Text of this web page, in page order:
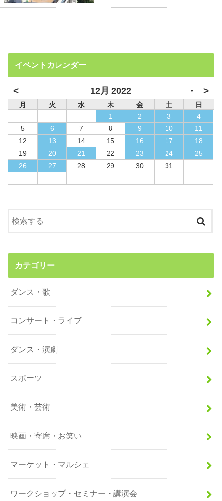
イベントカレンダー
< 12月 2022 ▼ >
月 火 水 木 金 土
日
1
2 3
4
5
6 7 8 9 10
11
12
13 14 15 16 17
18
19
20 21 22 23 24
25
26
27 28 29 30 31
カテゴリー
ダンス・歌
コンサート・ライブ
ダンス・演劇
スポーツ
美術・芸術
映画・寄席・お笑い
マーケット・マルシェ
ワークショップ・セミナー・講演会